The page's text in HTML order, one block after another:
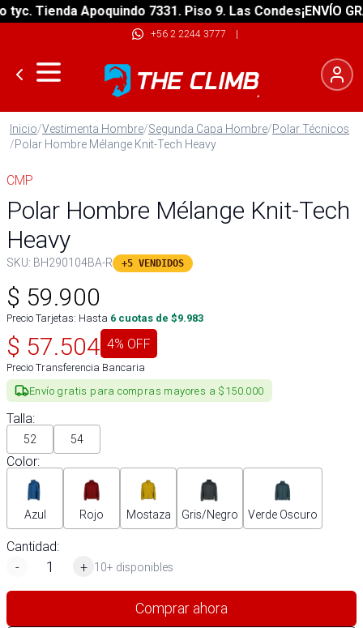
Tienda Apoquindo 7331. Piso 9. Las Condes¡ENVÍO
+56 2 2244 3777 |
Inicio/Vestimenta Hombre/Segunda Capa Hombre/Polar Técnicos
/Polar Hombre Mélange Knit-Tech Heavy
CMP
Polar Hombre Mélange Knit-Tech
Heavy
SKU: BH290104BA-R +5 VENDIDOS
$ 59.900
Precio Tarjetas: Hasta 6 cuotas de $9.983
$ 57.504 4% OFF
Precio Transferencia Bancaria
Envío gratis para compras mayores a $150.000
Talla:
52 54
Color:
Azul Rojo Mostaza Gris/Negro Verde Oscuro
Cantidad:
-
+ 10+ disponibles
Comprar ahora